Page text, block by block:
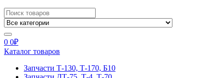
Search
for:
0 0₽
Каталог товаров
Запчасти Т-130, Т-170, Б10